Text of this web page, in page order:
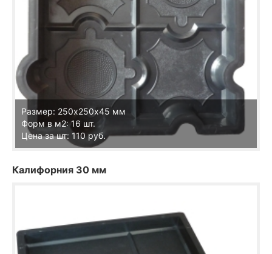
Размер: 250х250х45 мм
Форм в м2: 16 шт.
Цена за шт: 110 руб.
Калифорния 30 мм